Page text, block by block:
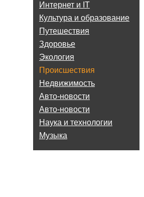
Интернет и IT
Культура и образование
Путешествия
Здоровье
Экология
Происшествия
Недвижимость
Авто-новости
Авто-новости
Наука и технологии
Музыка